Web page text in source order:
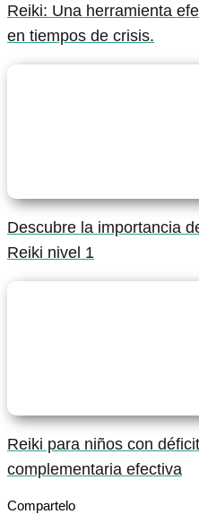
Reiki: Una herramienta
en tiempos de crisis.
Descubre la importancia
Reiki nivel 1
Reiki para niños con
complementaria efectiva
Compartelo